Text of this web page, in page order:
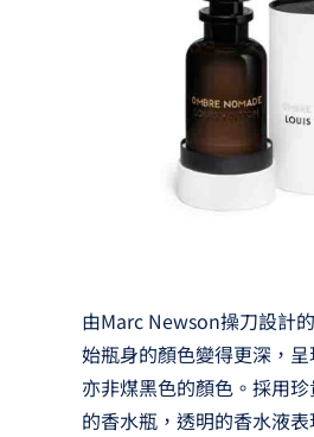
由Marc Newson操刀設計
始瓶身的顏色變得更深，
亦非煤黑色的顏色。採用
的香水瓶，透明的香水液